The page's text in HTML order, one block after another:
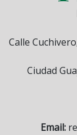
Calle
Ciudad
Email: